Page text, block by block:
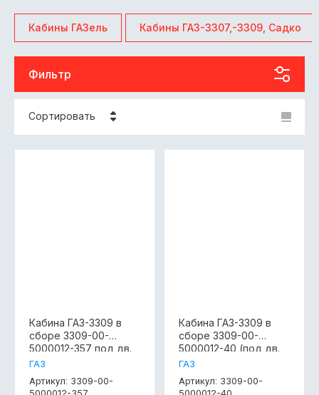
Кабины ГАЗель Кабины ГАЗ-3307,-3309, Садко
Фильтр
Сортировать
Цена - убывание
Кабина ГАЗ-3309 в
сборе 3309-00-
5000012-357 под дв.
Д-245 ЕВРО-3,с
рулевой колонкой и
ГАЗ
Артикул: 3309-00-
Кабина ГАЗ-3309 в
сборе 3309-00-
5000012-40 (под дв.
Д-245) Евро-0 , без
сидений с рулевой
ГАЗ
Артикул: 3309-00-